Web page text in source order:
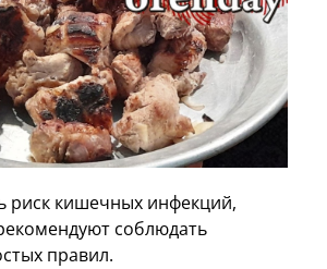
риск кишечных инфекций,
соблюдать
правил.